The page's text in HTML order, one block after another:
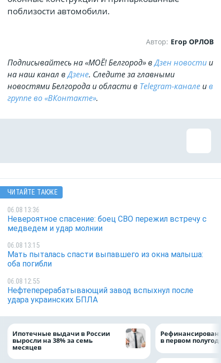
поблизости автомобили.
Автор: Егор ОРЛОВ
Подписывайтесь на «МОЁ! Белгород» вДзен новости и
на наш канал вДзене. Cледите за главными
новостями Белгорода и области в Telegram-канале ив
группе во «ВКонтакте».
ЧИТАЙТЕ ТАКЖЕ
06.08 13:36
Невероятное спасение: боец СВО пережил встречу с
медведем и удар молнии
06.08 13:15
Мать пыталась спасти выпавшего из окна малыша:
оба погибли
06.08 12:55
Нефтеперерабатывающий завод вспыхнул после
удара украинских БПЛА
Ипотечные выдачи в России
выросли на 38% за семь
месяцев
в первом